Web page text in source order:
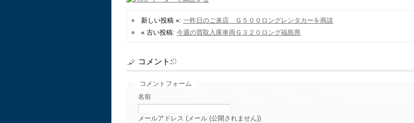
新しい投稿 »: 一昨日のご来店 Ｇ５００ロングレンタカーを商談
« 古い投稿: 今週の買取入庫車両Ｇ３２０ロング福島県
コメント:0
コメントフォーム
名前
メールアドレス (メール (公開されません))